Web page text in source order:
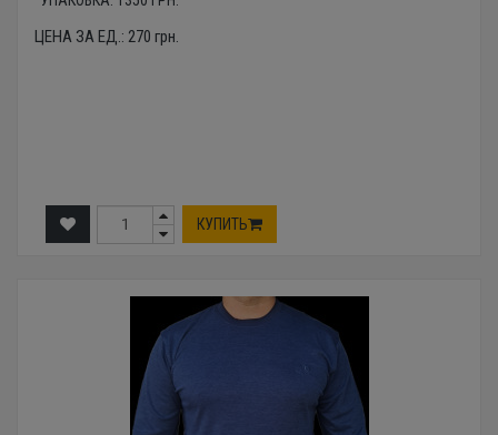
ЦЕНА ЗА ЕД.: 270 грн.
КУПИТЬ